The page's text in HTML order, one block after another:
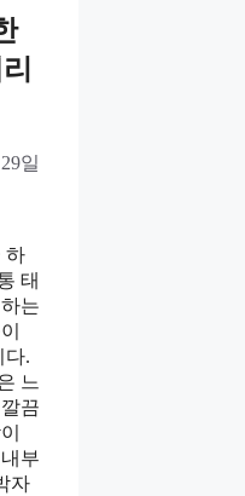
일
하
태
는
다.
느
끔
부
자